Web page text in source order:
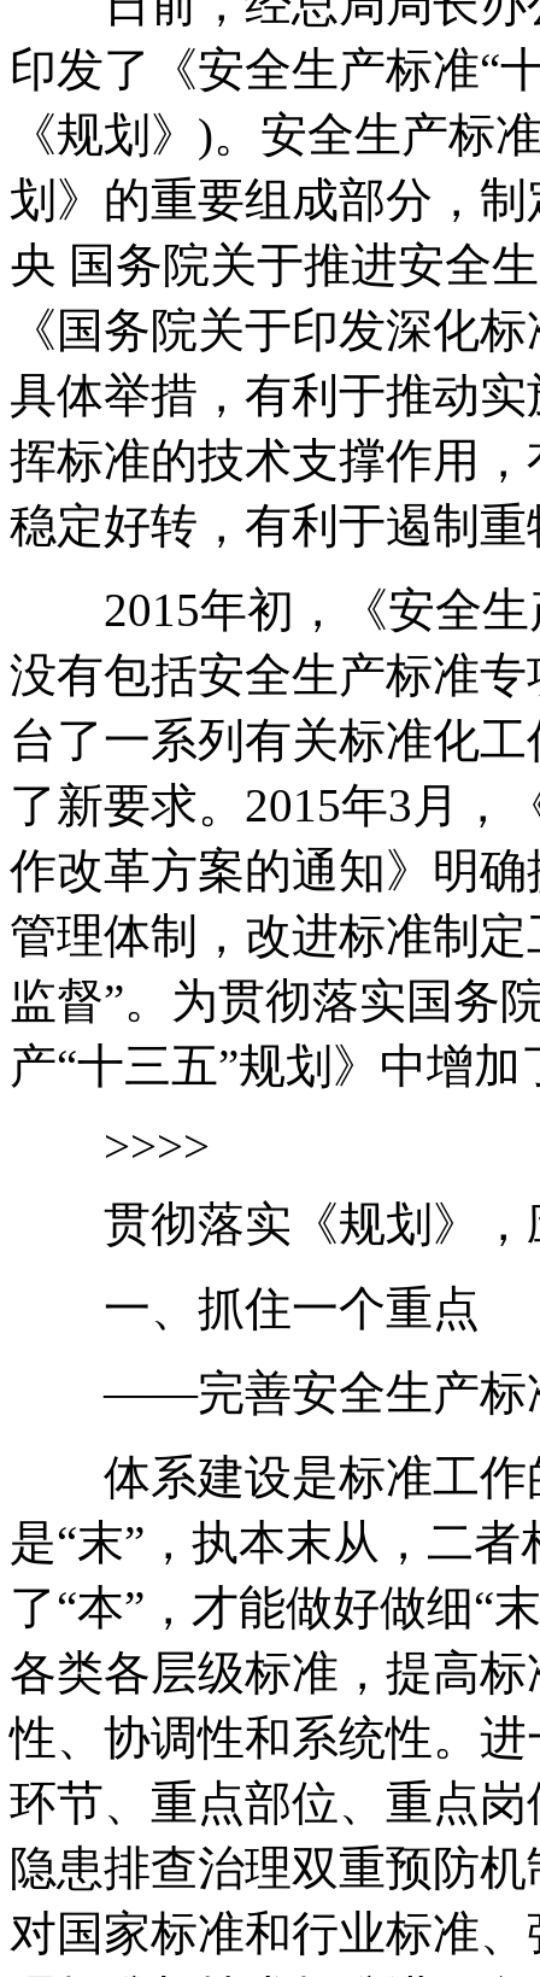
印发了《安全生产标准“
《规划》)。安全生产标
划》的重要组成部分，
央 国务院关于推进安全
《国务院关于印发深化
具体举措，有利于推动
挥标准的技术支撑作用
稳定好转，有利于遏制
2015年初，《安全生
没有包括安全生产标准
台了一系列有关标准化
了新要求。2015年3月，
作改革方案的通知》明
管理体制，改进标准制
监督”。为贯彻落实国务
产“十三五”规划》中增
>>>>
贯彻落实《规划》，
一、抓住一个重点
——完善安全生产标
体系建设是标准工作
是“末”，执本末从，二
了“本”，才能做好做细“
各类各层级标准，提高
性、协调性和系统性。
环节、重点部位、重点
隐患排查治理双重预防
对国家标准和行业标准